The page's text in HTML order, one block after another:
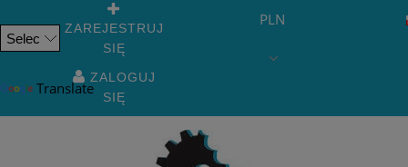
Translate
ZAREJESTRUJ
SIĘ
ZALOGUJ
SIĘ
PLN